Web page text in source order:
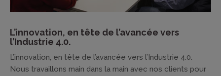
L’innovation, en tête de l’avancée vers
l’Industrie 4.0.
L’innovation, en tête de l’avancée vers l’Industrie 4.0.
Nous travaillons main dans la main avec nos clients pour